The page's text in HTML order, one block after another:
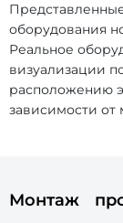
оборудования
Реальное
визуализации
расположению
зависимости от
Монтаж